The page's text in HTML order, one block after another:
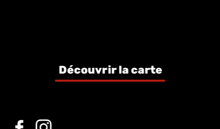
Découvrir la carte